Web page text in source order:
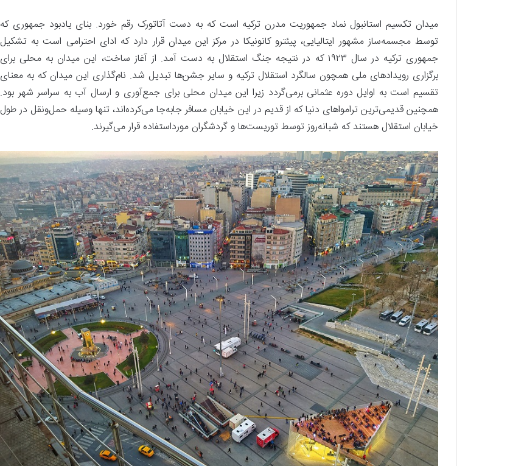
میدان تکسیم استانبول نماد جمهوریت مدرن ترکیه است که به دست آتاتورک رقم خورد. بنای یادبود جمهوری که
توسط مجسمه‌ساز مشهور ایتالیایی، پیئترو کانونیکا در مرکز این میدان قرار دارد که ادای احترامی است به تشکیل
جمهوری ترکیه در سال ۱۹۲۳ که در نتیجه جنگ استقلال به دست آمد. از آغاز ساخت، این میدان به محلی برای
برگزاری رویدادهای ملی همچون سالگرد استقلال ترکیه و سایر جشن‌ها تبدیل شد. نام‌گذاری این میدان که به معنای
تقسیم است به اوایل دوره عثمانی برمی‌گردد زیرا این میدان محلی برای جمع‌آوری و ارسال آب به سراسر شهر بود.
همچنین قدیمی‌ترین ترامواهای دنیا که از قدیم در این خیابان مسافر جابه‌جا می‌کرده‌اند، تنها وسیله حمل‌ونقل در طول
خیابان استقلال هستند که شبانه‌روز توسط توریست‌ها و گردشگران مورداستفاده قرار می‌گیرند.